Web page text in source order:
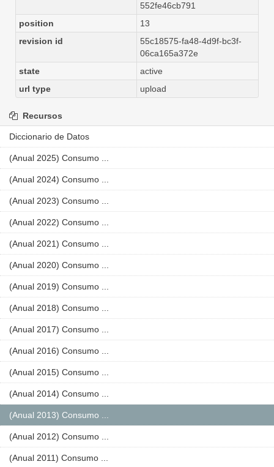
552fe46cb791
position
13
revision id
55c18575-fa48-4d9f-bc3f-
06ca165a372e
state
active
url type
upload
Recursos
Diccionario de Datos
(Anual 2025) Consumo ...
(Anual 2024) Consumo ...
(Anual 2023) Consumo ...
(Anual 2022) Consumo ...
(Anual 2021) Consumo ...
(Anual 2020) Consumo ...
(Anual 2019) Consumo ...
(Anual 2018) Consumo ...
(Anual 2017) Consumo ...
(Anual 2016) Consumo ...
(Anual 2015) Consumo ...
(Anual 2014) Consumo ...
(Anual 2013) Consumo ...
(Anual 2012) Consumo ...
(Anual 2011) Consumo ...